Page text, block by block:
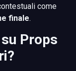
come
finale.
Props